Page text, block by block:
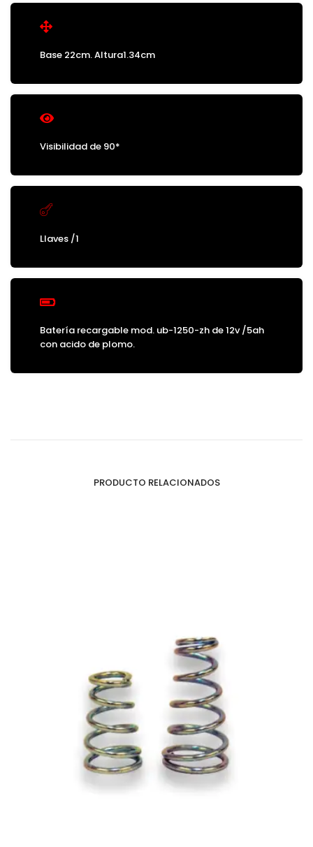
Base 22cm. Altura1.34cm
Visibilidad de 90*
Llaves /1
Batería recargable mod. ub-1250-zh de 12v /5ah
con acido de plomo.
PRODUCTO RELACIONADOS